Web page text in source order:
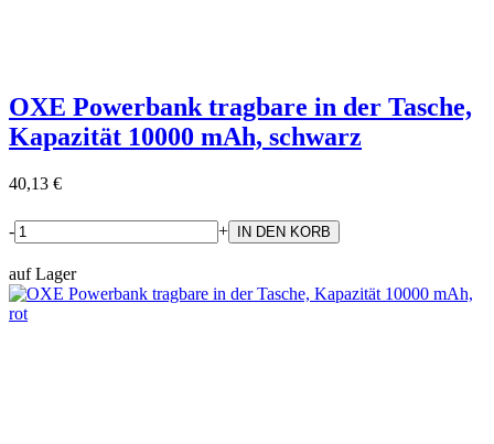
OXE Powerbank tragbare in der Tasche,
Kapazität 10000 mAh, schwarz
40,13 €
- +
auf Lager